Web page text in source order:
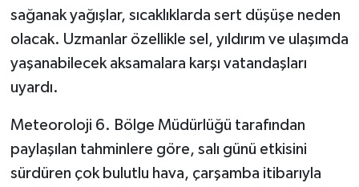
sağanak yağışlar, sıcaklıklarda sert düşüşe neden
olacak. Uzmanlar özellikle sel, yıldırım ve ulaşımda
yaşanabilecek aksamalara karşı vatandaşları
uyardı.
Meteoroloji 6. Bölge Müdürlüğü tarafından
paylaşılan tahminlere göre, salı günü etkisini
sürdüren çok bulutlu hava, çarşamba itibarıyla
MEDYA
SEÇİM 2011
Yemek